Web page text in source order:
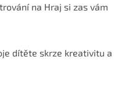
na Hraj si zas vám
dítěte skrze kreativitu a